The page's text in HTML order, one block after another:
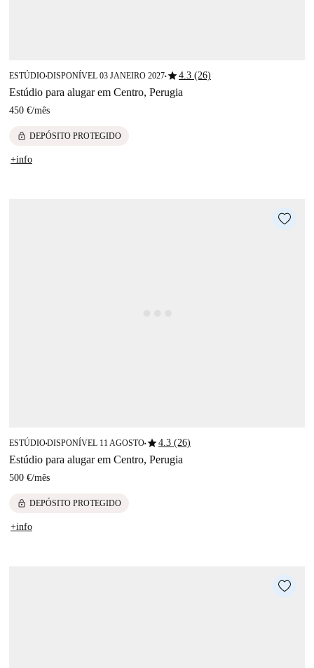
ESTÚDIO■DISPONÍVEL 03 JANEIRO 2027■star4.3 (26)
Estúdio para alugar em Centro, Perugia
450 €/mês
lock DEPÓSITO PROTEGIDO
+info
ESTÚDIO■DISPONÍVEL 11 AGOSTO■star4.3 (26)
Estúdio para alugar em Centro, Perugia
500 €/mês
lock DEPÓSITO PROTEGIDO
+info